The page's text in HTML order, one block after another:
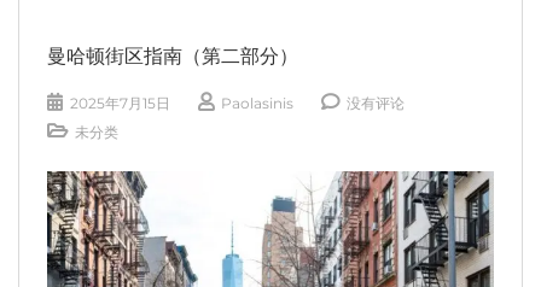
曼哈顿街区指南（第二部分）
2025年7月15日 Paolasinis
没有评论
未分类